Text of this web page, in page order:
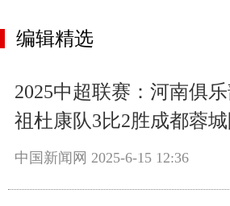
编辑精选
2025中超联赛：河南俱
祖杜康队3比2胜成都蓉
中国新闻网 2025-6-15 12:36